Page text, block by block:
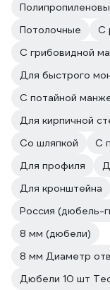
Потолочные
С
С грибовидной
Для быстрого
С потайной
Для кирпичной
Со шляпкой
С
Для профиля
Для кронштейна
Россия (дюбель-
8 мм (дюбели)
8 мм Диаметр
Дюбели 10 шт